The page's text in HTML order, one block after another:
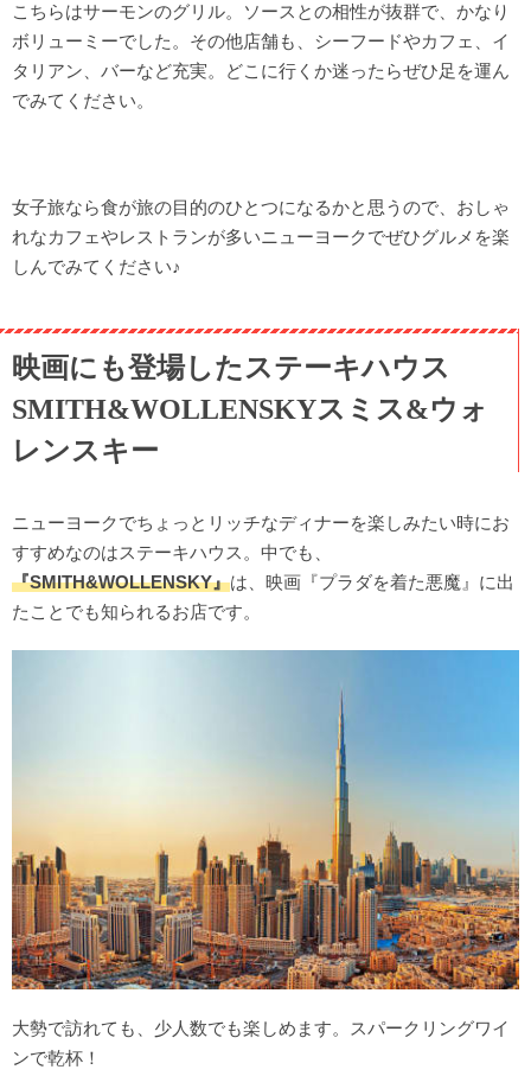
こちらはサーモンのグリル。ソースとの相性が抜群で、かなり
ボリューミーでした。その他店舗も、シーフードやカフェ、イ
タリアン、バーなど充実。どこに行くか迷ったらぜひ足を運ん
でみてください。
女子旅なら食が旅の目的のひとつになるかと思うので、おしゃ
れなカフェやレストランが多いニューヨークでぜひグルメを楽
しんでみてください♪
映画にも登場したステーキハウス
SMITH&WOLLENSKYスミス&ウォ
レンスキー
ニューヨークでちょっとリッチなディナーを楽しみたい時にお
すすめなのはステーキハウス。中でも、
『SMITH&WOLLENSKY』は、映画『プラダを着た悪魔』に出
たことでも知られるお店です。
大勢で訪れても、少人数でも楽しめます。スパークリングワイ
ンで乾杯！